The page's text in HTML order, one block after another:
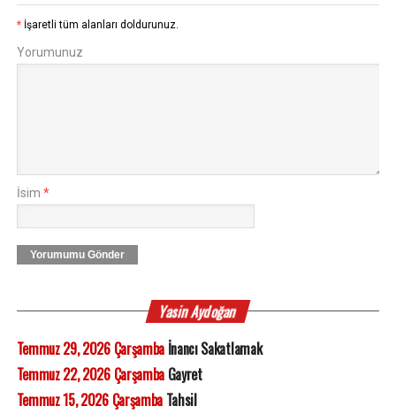
* İşaretli tüm alanları doldurunuz.
Yorumunuz
İsim *
Yorumumu Gönder
Yasin Aydoğan
Temmuz 29, 2026 Çarşambaİnancı Sakatlamak
Temmuz 22, 2026 ÇarşambaGayret
Temmuz 15, 2026 ÇarşambaTahsil